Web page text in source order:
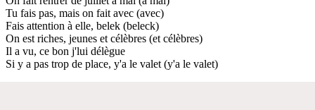
Tu fais pas, mais on fait avec (avec)
Fais attention à elle, belek (beleck)
On est riches, jeunes et célèbres (et célèbres)
Il a vu, ce bon j'lui délègue
Si y a pas trop de place, y'a le valet (y'a le valet)